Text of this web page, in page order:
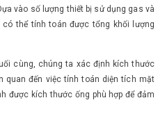
vào số lượng thiết bị sử dụng gas và
thể tính toán được tổng khối lượng
cùng, chúng ta xác định kích thước
quan đến việc tính toán diện tích mặt
được kích thước ống phù hợp để đảm